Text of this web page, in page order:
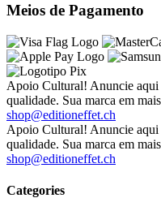
Meios de Pagamento
Apoio Cultural! Anuncie aqui
qualidade. Sua marca em
shop@editioneffet.ch
Apoio Cultural! Anuncie aqui
qualidade. Sua marca em
shop@editioneffet.ch
Categories